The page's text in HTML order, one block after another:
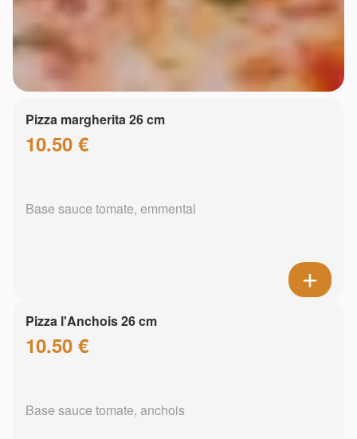
Pizza margherita 26 cm
10.50 €
Base sauce tomate, emmental
Pizza l'Anchois 26 cm
10.50 €
Base sauce tomate, anchois